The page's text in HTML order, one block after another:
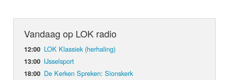
Nieuws
Vandaag op LOK radio
12:00 LOK Klassiek (herhaling)
13:00 IJsselsport
18:00 De Kerken Spreken: Sionskerk